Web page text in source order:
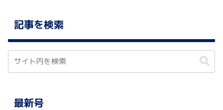
記事を検索
最新号